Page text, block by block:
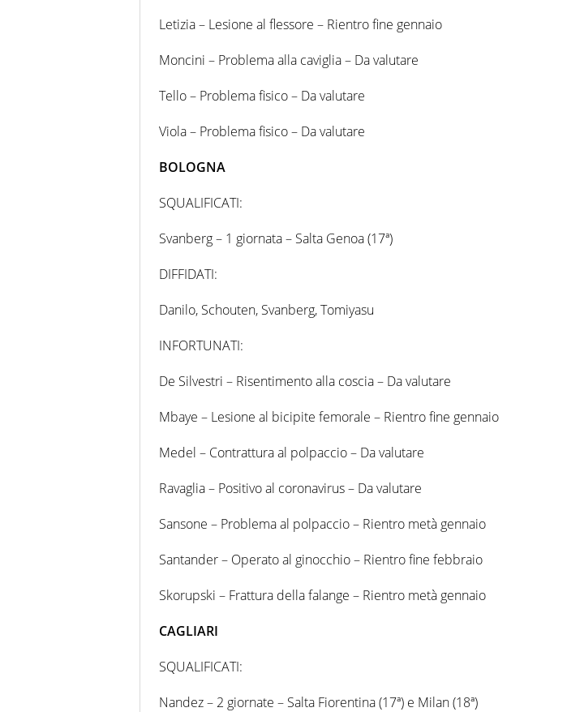
Letizia – Lesione al flessore – Rientro fine gennaio
Moncini – Problema alla caviglia – Da valutare
Tello – Problema fisico – Da valutare
Viola – Problema fisico – Da valutare
BOLOGNA
SQUALIFICATI:
Svanberg – 1 giornata – Salta Genoa (17ª)
DIFFIDATI:
Danilo, Schouten, Svanberg, Tomiyasu
INFORTUNATI:
De Silvestri – Risentimento alla coscia – Da valutare
Mbaye – Lesione al bicipite femorale – Rientro fine gennaio
Medel – Contrattura al polpaccio – Da valutare
Ravaglia – Positivo al coronavirus – Da valutare
Sansone – Problema al polpaccio – Rientro metà gennaio
Santander – Operato al ginocchio – Rientro fine febbraio
Skorupski – Frattura della falange – Rientro metà gennaio
CAGLIARI
SQUALIFICATI:
Nandez – 2 giornate – Salta Fiorentina (17ª) e Milan (18ª)